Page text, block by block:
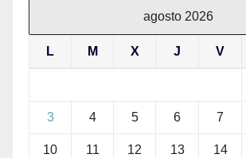
agosto 2026
L M X J V
3 4 5 6 7
10 11 12 13 14